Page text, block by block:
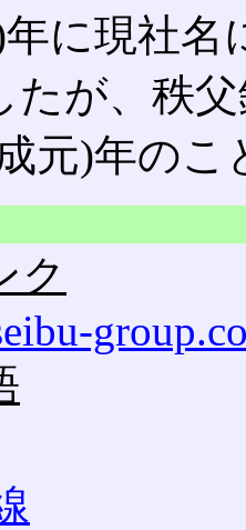
年に現社
たが、秩
元)年の
ク